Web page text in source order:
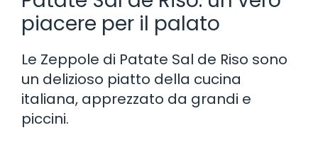
piacere per il palato
Le Zeppole di Patate Sal de Riso sono
un delizioso piatto della cucina
italiana, apprezzato da grandi e
piccini.